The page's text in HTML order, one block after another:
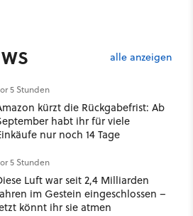
alle anzeigen
5 Stunden
kürzt die Rückgabefrist: Ab
habt ihr für viele
nur noch 14 Tage
5 Stunden
Luft war seit 2,4 Milliarden
im Gestein eingeschlossen –
könnt ihr sie atmen